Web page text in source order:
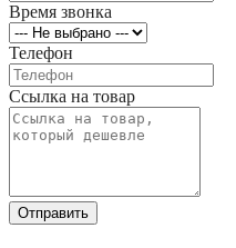
Время звонка
Телефон
Ссылка на товар
Отправить